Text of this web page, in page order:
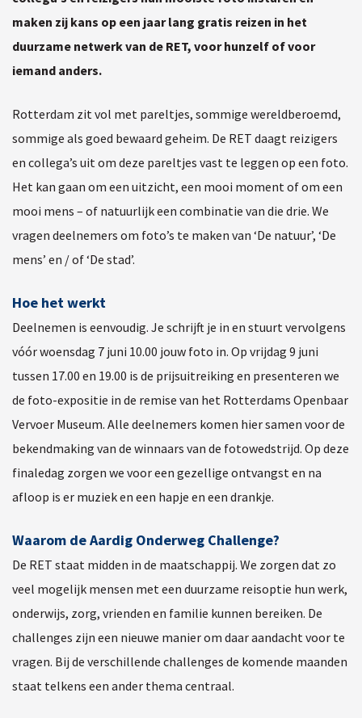
maken zij kans op een jaar lang gratis reizen in het
duurzame netwerk van de RET, voor hunzelf of voor
iemand anders.
Rotterdam zit vol met pareltjes, sommige wereldberoemd,
sommige als goed bewaard geheim. De RET daagt reizigers
en collega’s uit om deze pareltjes vast te leggen op een foto.
Het kan gaan om een uitzicht, een mooi moment of om een
mooi mens – of natuurlijk een combinatie van die drie. We
vragen deelnemers om foto’s te maken van ‘De natuur’, ‘De
mens’ en / of ‘De stad’.
Hoe het werkt
Deelnemen is eenvoudig. Je schrijft je in en stuurt vervolgens
vóór woensdag 7 juni 10.00 jouw foto in. Op vrijdag 9 juni
tussen 17.00 en 19.00 is de prijsuitreiking en presenteren we
de foto-expositie in de remise van het Rotterdams Openbaar
Vervoer Museum. Alle deelnemers komen hier samen voor de
bekendmaking van de winnaars van de fotowedstrijd. Op deze
finaledag zorgen we voor een gezellige ontvangst en na
afloop is er muziek en een hapje en een drankje.
Waarom de Aardig Onderweg Challenge?
De RET staat midden in de maatschappij. We zorgen dat zo
veel mogelijk mensen met een duurzame reisoptie hun werk,
onderwijs, zorg, vrienden en familie kunnen bereiken. De
challenges zijn een nieuwe manier om daar aandacht voor te
vragen. Bij de verschillende challenges de komende maanden
staat telkens een ander thema centraal.